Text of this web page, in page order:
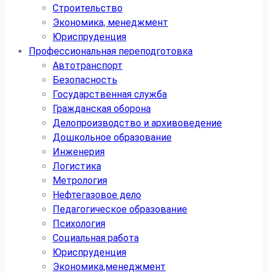
Строительство
Экономика, менеджмент
Юриспруденция
Профессиональная переподготовка
Автотранспорт
Безопасность
Государственная служба
Гражданская оборона
Делопроизводство и архивоведение
Дошкольное образование
Инженерия
Логистика
Метрология
Нефтегазовое дело
Педагогическое образование
Психология
Социальная работа
Юриспруденция
Экономика,менеджмент